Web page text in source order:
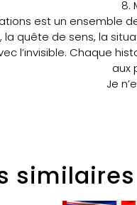
8.
est un ensemble
la quête de sens, la
l’invisible. Chaque
aux
Je
similaires